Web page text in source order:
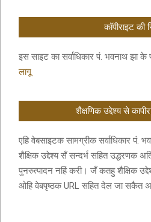
कॉपीराइट की
इस साइट का सर्वाधिकार पं. भवनाथ झा के
लागू
शैक्षणिक उद्देश्य से
एहि वेबसाइटक सामग्रीक सर्वाधिकार पं.
शैक्षिक उद्देश्य सँ सन्दर्भ सहित उद्धरणक
पुनरुत्पादन नहिं करी। जँ कतहु शैक्षिक
ओहि वेबपृष्ठक URL सहित देल जा सकैत